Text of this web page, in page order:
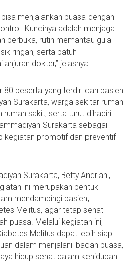
menjalankan puasa dengan
Kuncinya adalah menjaga
berbuka, rutin memantau gula
ringan, serta patuh
dokter,” jelasnya.
80 peserta yang terdiri dari pasien
Surakarta, warga sekitar rumah
sakit, serta turut dihadiri
Surakarta sebagai
kegiatan promotif dan preventif
Surakarta, Betty Andriani,
ini merupakan bentuk
mendampingi pasien,
Melitus, agar tetap sehat
puasa. Melalui kegiatan ini,
Melitus dapat lebih siap
dalam menjalani ibadah puasa,
hidup sehat dalam kehidupan